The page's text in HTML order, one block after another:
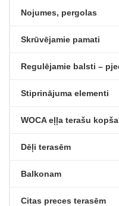
Nojumes, pergolas
Skrūvējamie pamati
Regulējamie balsti –
Stiprinājuma elementi
WOCA eļļa terašu
Dēļi terasēm
Balkonam
Citas preces terasēm